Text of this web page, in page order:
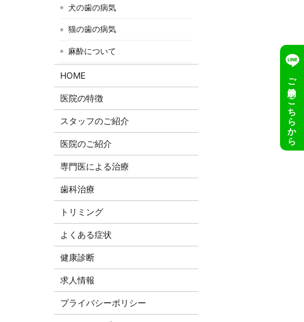
犬の歯の病気
猫の歯の病気
麻酔について
HOME
医院の特徴
スタッフのご紹介
医院のご紹介
専門医による治療
歯科治療
トリミング
よくある症状
健康診断
求人情報
プライバシーポリシー
ご予約はこちらから